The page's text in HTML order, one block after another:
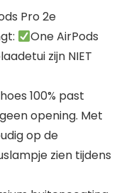
Pro 2e
One AirPods
zijn NIET
100% past
opening. Met
op de
zien tijdens